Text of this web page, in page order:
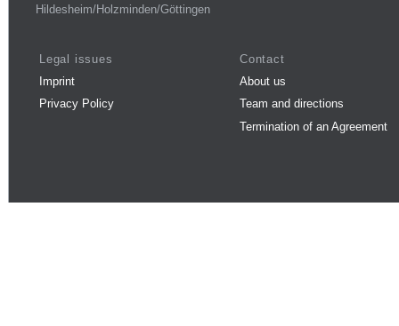
Hildesheim/Holzminden/Göttingen
Legal issues
Imprint
Privacy Policy
Contact
About us
Team and directions
Termination of an Agreement